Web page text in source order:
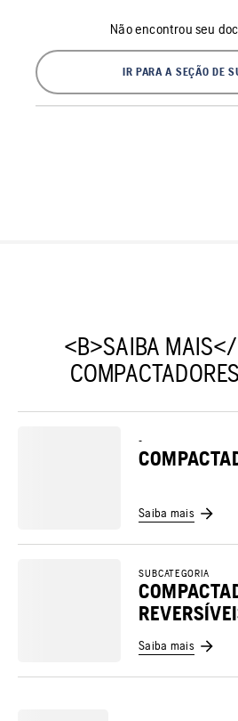
Não encontrou seu
IR PARA A SEÇÃO DE
<B>SAIBA
-
Saiba mais
SUBCATEGORIA
Saiba mais